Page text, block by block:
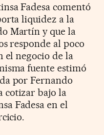
Fadesa comentó
liquidez a la
Martín y que la
responde al poco
el negocio de la
fuente estimó
por Fernando
cotizar bajo la
Fadesa en el